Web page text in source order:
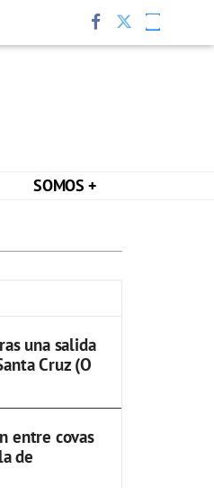
SOMOS +
una salida
Cruz (O
entre covas
de